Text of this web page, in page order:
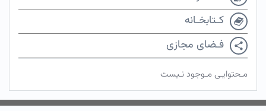
کـتابخـانه
فـضای مجازی
مـحتوایـی مـوجود نـیست